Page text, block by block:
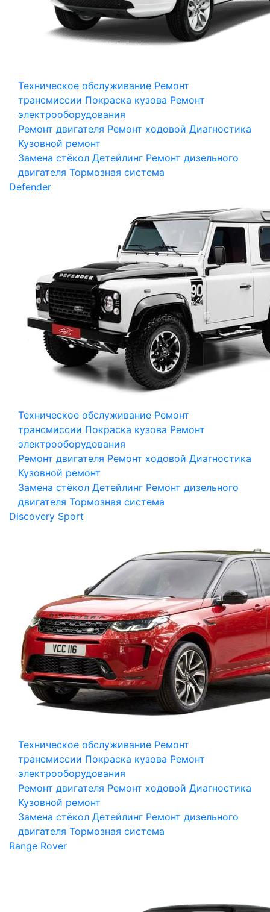
Техническое обслуживание Ремонт
трансмиссии Покраска кузова Ремонт
электрооборудования
Ремонт двигателя Ремонт ходовой Диагностика
Кузовной ремонт
Замена стёкол Детейлинг Ремонт дизельного
двигателя Тормозная система
Defender
Техническое обслуживание Ремонт
трансмиссии Покраска кузова Ремонт
электрооборудования
Ремонт двигателя Ремонт ходовой Диагностика
Кузовной ремонт
Замена стёкол Детейлинг Ремонт дизельного
двигателя Тормозная система
Discovery Sport
Техническое обслуживание Ремонт
трансмиссии Покраска кузова Ремонт
электрооборудования
Ремонт двигателя Ремонт ходовой Диагностика
Кузовной ремонт
Замена стёкол Детейлинг Ремонт дизельного
двигателя Тормозная система
Range Rover